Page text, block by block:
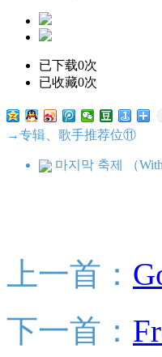
已下载0次
已收藏0次
→专辑、歌手推荐位⑪
마지막 축제 （
上一首：
下一首：